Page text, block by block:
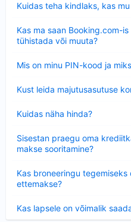
Kuidas teha kindlaks, kas
Kas ma saan Booking.com-
tühistada või muuta?
Mis on minu PIN-kood ja
Kust leida majutusasutuse
Kuidas näha hinda?
Sisestan praegu oma
makse sooritamine?
Kas broneeringu
ettemakse?
Kas lapsele on võimalik